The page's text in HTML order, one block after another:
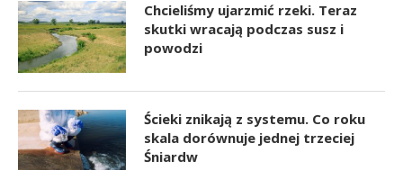
Chcieliśmy ujarzmić rzeki. Teraz
skutki wracają podczas susz i
powodzi
Ścieki znikają z systemu. Co roku
skala dorównuje jednej trzeciej
Śniardw